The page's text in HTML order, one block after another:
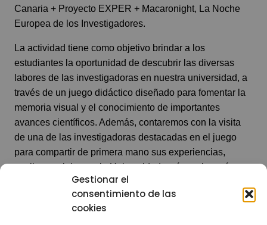
Gestionar el
consentimiento de las
cookies
Canaria + Proyecto EXPER + Macaronight, La Noche
Europea de los Investigadores.
La actividad tiene como objetivo brindar a los
estudiantes la oportunidad de descubrir las diversas
labores de las investigadoras en nuestra universidad, a
través de un juego didáctico diseñado para fomentar la
memoria visual y el conocimiento de importantes
avances científicos. Además, contaremos con la visita
de una de las investigadoras destacadas en el juego
para compartir de primera mano sus experiencias,
explicar su labor en la Universidad y cómo alcanzó su
logro científico.